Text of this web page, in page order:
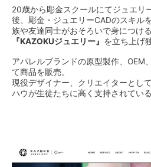
20歳から彫金スクールにてジュエリ
後、彫金・ジュエリーCADのスキル
族や友達同士がおそろいで身につけ
『KAZOKUジュエリー』 を立ち上げ
アパレルブランドの原型製作、OEM
て商品を販売。
現役デザイナー、クリエイターとし
ハウが生徒たちに高く支持されている